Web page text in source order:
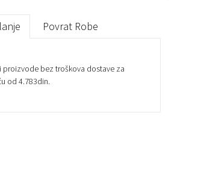
Povrat Robe
proizvode bez troškova dostave za
od 4.783din.